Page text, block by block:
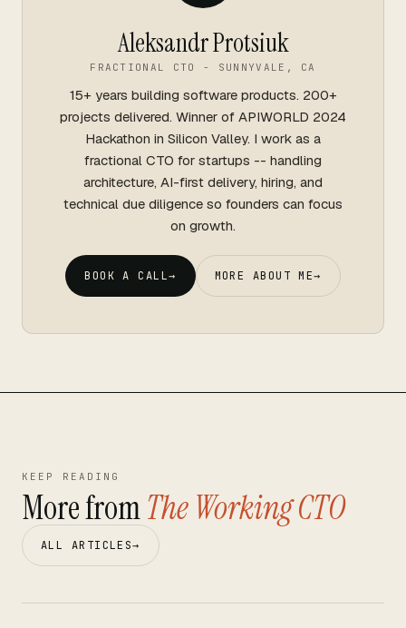
Aleksandr Protsiuk
FRACTIONAL CTO - SUNNYVALE, CA
15+ years building software products. 200+
projects delivered. Winner of APIWORLD 2024
Hackathon in Silicon Valley. I work as a
fractional CTO for startups -- handling
architecture, AI-first delivery, hiring, and
technical due diligence so founders can focus
on growth.
BOOK A CALL→ MORE ABOUT ME→
KEEP READING
More fromThe Working CTO
ALL ARTICLES→